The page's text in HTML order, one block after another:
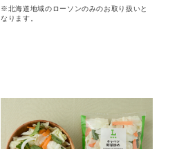
※北海道地域のローソンのみのお取り扱いと
なります。